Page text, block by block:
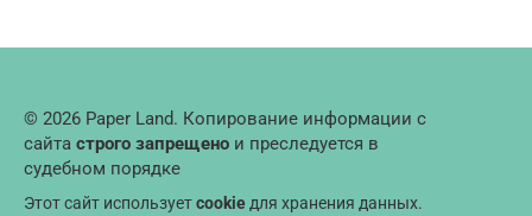
© 2026 Paper Land. Копирование информации с
сайта строго запрещено и преследуется в
судебном порядке
Этот сайт используетcookie для хранения данных.